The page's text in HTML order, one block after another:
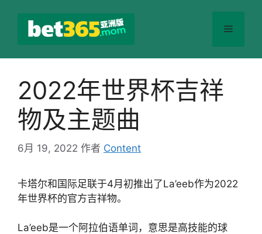
菜
2022年世界杯吉祥
物及主题曲
6月 19, 2022 作者 Content
卡塔尔和国际足联于4月初推出了La’eeb作为2022
年世界杯的官方吉祥物。
La’eeb是一个阿拉伯语单词，意思是高技能的球